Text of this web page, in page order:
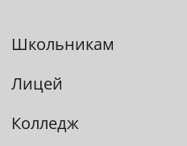
Школьникам
Лицей
Колледж